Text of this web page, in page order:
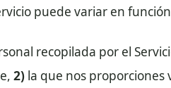
puede variar en
recopilada por el
2) la que nos